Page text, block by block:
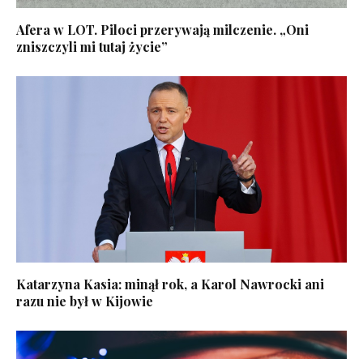
Afera w LOT. Piloci przerywają milczenie. „Oni
zniszczyli mi tutaj życie”
Katarzyna Kasia: minął rok, a Karol Nawrocki ani
razu nie był w Kijowie